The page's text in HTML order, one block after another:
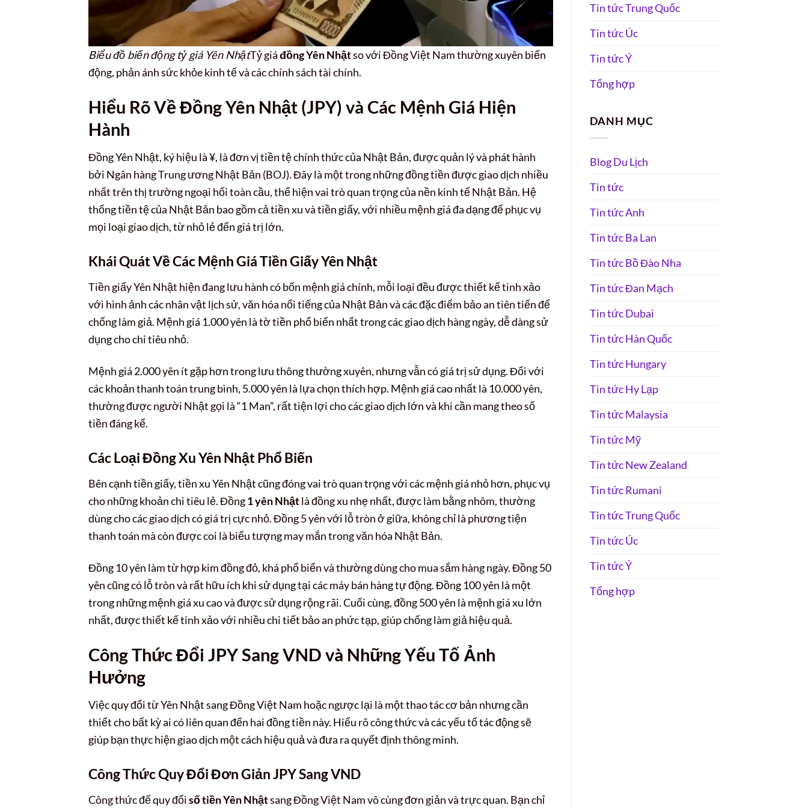
Biểu đồ biến động tỷ giá Yên NhậtTỷ giáđồng Yên Nhậtso với Đồng Việt Nam thường xuyên biến
động, phản ánh sức khỏe kinh tế và các chính sách tài chính.
Hiểu Rõ Về Đồng Yên Nhật (JPY) và Các Mệnh Giá Hiện
Hành
Đồng Yên Nhật, ký hiệu là ¥, là đơn vị tiền tệ chính thức của Nhật Bản, được quản lý và phát hành
bởi Ngân hàng Trung ương Nhật Bản (BOJ). Đây là một trong những đồng tiền được giao dịch nhiều
nhất trên thị trường ngoại hối toàn cầu, thể hiện vai trò quan trọng của nền kinh tế Nhật Bản. Hệ
thống tiền tệ của Nhật Bản bao gồm cả tiền xu và tiền giấy, với nhiều mệnh giá đa dạng để phục vụ
mọi loại giao dịch, từ nhỏ lẻ đến giá trị lớn.
Khái Quát Về Các Mệnh Giá Tiền Giấy Yên Nhật
Tiền giấy Yên Nhật hiện đang lưu hành có bốn mệnh giá chính, mỗi loại đều được thiết kế tinh xảo
với hình ảnh các nhân vật lịch sử, văn hóa nổi tiếng của Nhật Bản và các đặc điểm bảo an tiên tiến để
chống làm giả. Mệnh giá 1.000 yên là tờ tiền phổ biến nhất trong các giao dịch hàng ngày, dễ dàng sử
dụng cho chi tiêu nhỏ.
Mệnh giá 2.000 yên ít gặp hơn trong lưu thông thường xuyên, nhưng vẫn có giá trị sử dụng. Đối với
các khoản thanh toán trung bình, 5.000 yên là lựa chọn thích hợp. Mệnh giá cao nhất là 10.000 yên,
thường được người Nhật gọi là “1 Man”, rất tiện lợi cho các giao dịch lớn và khi cần mang theo số
tiền đáng kể.
Các Loại Đồng Xu Yên Nhật Phổ Biến
Bên cạnh tiền giấy, tiền xu Yên Nhật cũng đóng vai trò quan trọng với các mệnh giá nhỏ hơn, phục vụ
cho những khoản chi tiêu lẻ. Đồng1 yên Nhậtlà đồng xu nhẹ nhất, được làm bằng nhôm, thường
dùng cho các giao dịch có giá trị cực nhỏ. Đồng 5 yên với lỗ tròn ở giữa, không chỉ là phương tiện
thanh toán mà còn được coi là biểu tượng may mắn trong văn hóa Nhật Bản.
Đồng 10 yên làm từ hợp kim đồng đỏ, khá phổ biến và thường dùng cho mua sắm hàng ngày. Đồng 50
yên cũng có lỗ tròn và rất hữu ích khi sử dụng tại các máy bán hàng tự động. Đồng 100 yên là một
trong những mệnh giá xu cao và được sử dụng rộng rãi. Cuối cùng, đồng 500 yên là mệnh giá xu lớn
nhất, được thiết kế tinh xảo với nhiều chi tiết bảo an phức tạp, giúp chống làm giả hiệu quả.
Công Thức Đổi JPY Sang VND và Những Yếu Tố Ảnh
Hưởng
Việc quy đổi từ Yên Nhật sang Đồng Việt Nam hoặc ngược lại là một thao tác cơ bản nhưng cần
thiết cho bất kỳ ai có liên quan đến hai đồng tiền này. Hiểu rõ công thức và các yếu tố tác động sẽ
giúp bạn thực hiện giao dịch một cách hiệu quả và đưa ra quyết định thông minh.
Công Thức Quy Đổi Đơn Giản JPY Sang VND
Công thức để quy đổisố tiền Yên Nhậtsang Đồng Việt Nam vô cùng đơn giản và trực quan. Bạn chỉ
Tin tức Trung Quốc
Tin tức Úc
Tin tức Ý
Tổng hợp
DANH MỤC
Blog Du Lịch
Tin tức
Tin tức Anh
Tin tức Ba Lan
Tin tức Bồ Đào Nha
Tin tức Đan Mạch
Tin tức Dubai
Tin tức Hàn Quốc
Tin tức Hungary
Tin tức Hy Lạp
Tin tức Malaysia
Tin tức Mỹ
Tin tức New Zealand
Tin tức Rumani
Tin tức Trung Quốc
Tin tức Úc
Tin tức Ý
Tổng hợp